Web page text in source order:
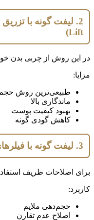
Lift)
در این روش از چربی بدن
مزایا:
طبیعی‌ترین روش
ماندگاری بالا
بهبود کیفیت پوست
کاهش گودی گونه
3. لیفت گونه با فیلرهای نسل جدید
برای اصلاحات ظریف
کاربرد:
حجم‌دهی ملایم
اصلاح عدم تقارن